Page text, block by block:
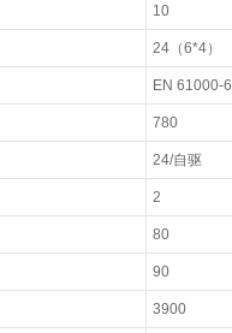
10
24（6*4）
EN 61000-6
780
24/自驱
2
80
90
3900